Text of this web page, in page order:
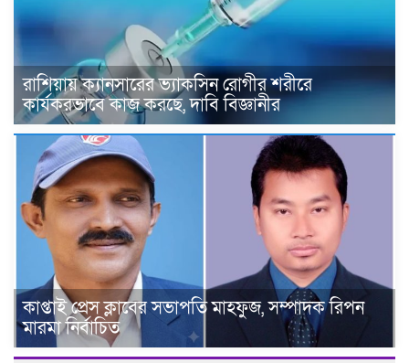
রাশিয়ায় ক্যানসারের ভ্যাকসিন রোগীর শরীরে
কার্যকরভাবে কাজ করছে, দাবি বিজ্ঞানীর
কাপ্তাই প্রেস ক্লাবের সভাপতি মাহফুজ, সম্পাদক রিপন
মারমা নির্বাচিত